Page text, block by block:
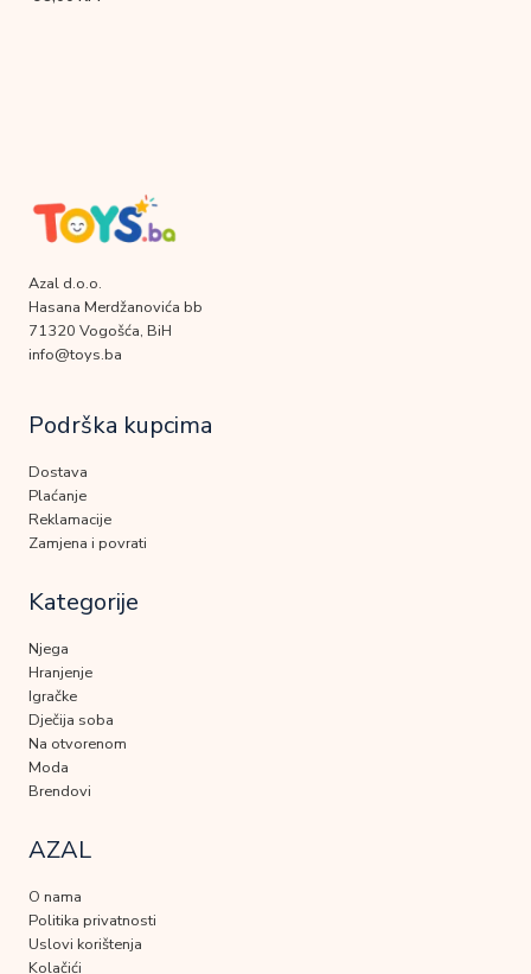
Azal d.o.o.
Hasana Merdžanovića bb
71320 Vogošća, BiH
info@toys.ba
Podrška kupcima
Dostava
Plaćanje
Reklamacije
Zamjena i povrati
Kategorije
Njega
Hranjenje
Igračke
Dječija soba
Na otvorenom
Moda
Brendovi
AZAL
O nama
Politika privatnosti
Uslovi korištenja
Kolačići